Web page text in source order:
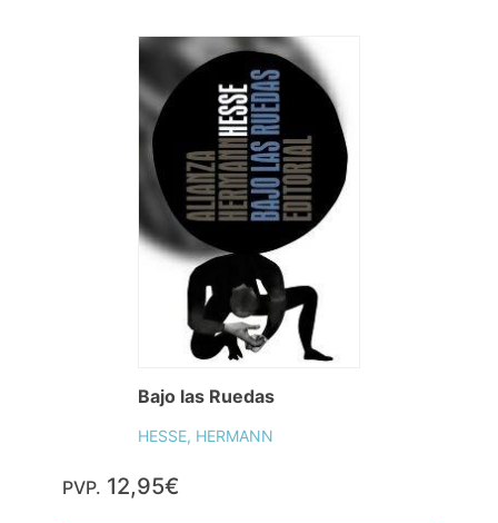
Bajo las Ruedas
HESSE, HERMANN
PVP. 12,95€